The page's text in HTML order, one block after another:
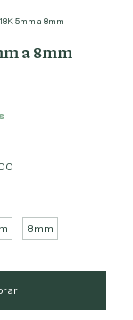
5mm a 8mm
a 8mm
8mm